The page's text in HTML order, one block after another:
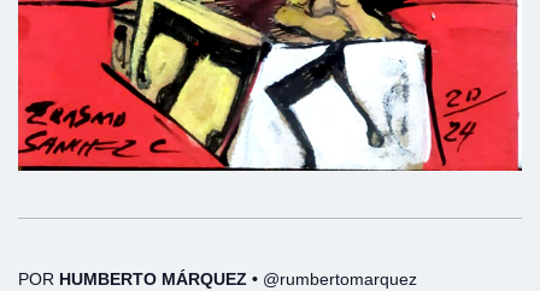
POR HUMBERTO MÁRQUEZ • @rumbertomarquez